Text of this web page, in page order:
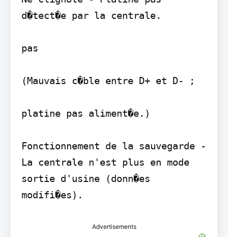
d�tect�e par la centrale.
pas
(Mauvais c�ble entre D+ et D- ;
platine pas aliment�e.)
Fonctionnement de la sauvegarde -
La centrale n'est plus en mode
sortie d'usine (donn�es
modifi�es).
Advertisements